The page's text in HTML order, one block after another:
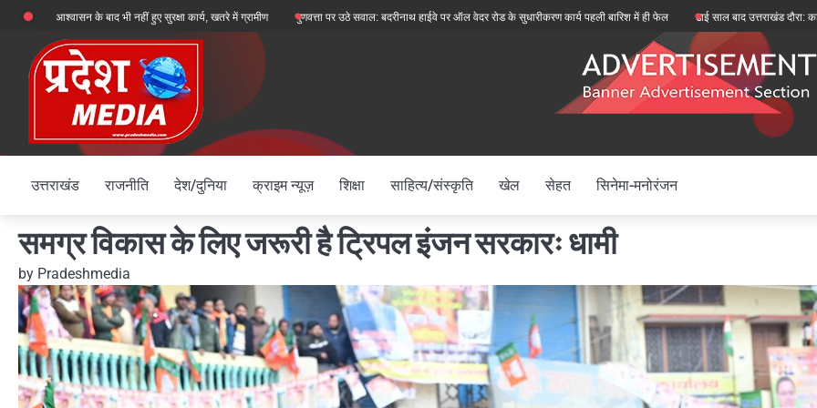
Skip
content
के बाद भी नहीं हुए सुरक्षा कार्य, खतरे में ग्रामीण गुणवत्ता पर उठे सवाल: बदरीनाथ हाईवे पर ऑल वेदर रोड के सुधारीकरण कार्य पहली बारिश में ही फेल ढाई साल बाद उत्तराखंड दौरा: कांग्रेस
उत्तराखंड राजनीति देश/दुनिया क्राइम न्यूज़ शिक्षा साहित्य/संस्कृति खेल सेहत सिनेमा-मनोरंजन
समग्र विकास के लिए जरूरी है ट्रिपल इंजन सरकारः धामी
by Pradeshmedia